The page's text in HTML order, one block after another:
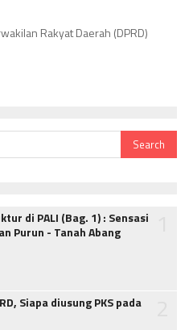
Rakyat Daerah (DPRD)
di PALI (Bag. 1) : Sensasi
Purun - Tanah Abang
Siapa diusung PKS pada